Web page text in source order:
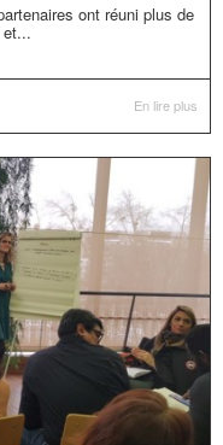
ont réuni plus de
et...
En lire plus